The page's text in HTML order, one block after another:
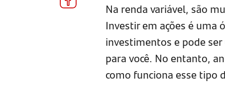
Na renda variável, são
Investir em ações é uma
investimentos e pode
para você. No entanto,
como funciona esse tipo